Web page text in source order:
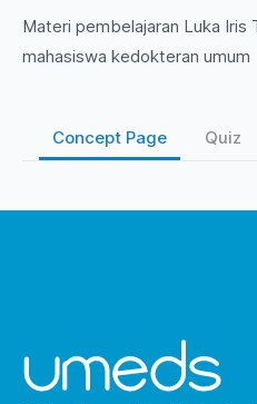
Materi pembelajaran Luka Iris
mahasiswa kedokteran umum
Concept Page Quiz